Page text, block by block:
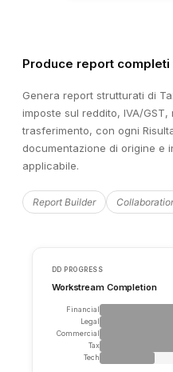
⚑Red Flag
Produce report completi
Genera report strutturati di
imposte sul reddito, IVA/
trasferimento, con ogni
documentazione di origine e
applicabile.
Report Builder